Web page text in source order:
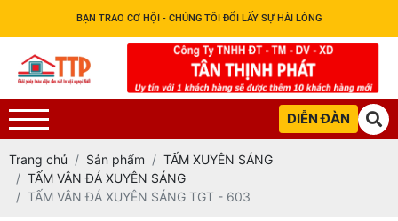
BẠN TRAO CƠ HỘI - CHÚNG TÔI ĐỔI LẤY SỰ HÀI LÒNG
DIỄN ĐÀN
Trang chủ Sản phẩm
TẤM XUYÊN SÁNG
TẤM VÂN ĐÁ XUYÊN SÁNG
TẤM VÂN ĐÁ XUYÊN SÁNG TGT - 603